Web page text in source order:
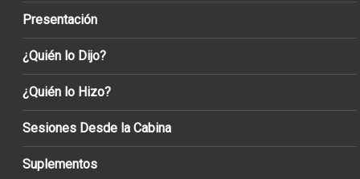
Presentación
¿Quién lo Dijo?
¿Quién lo Hizo?
Sesiones Desde la Cabina
Suplementos